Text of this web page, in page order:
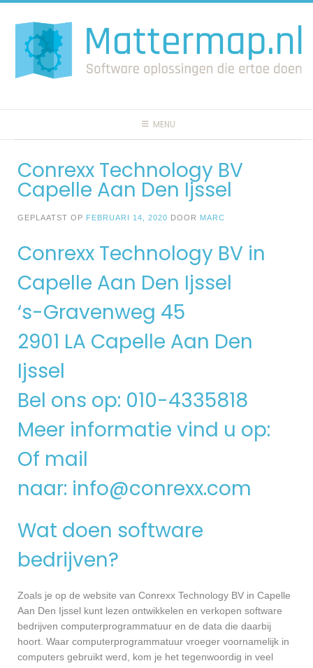
naar
inhoud
MENU
Conrexx Technology BV
Capelle Aan Den Ijssel
GEPLAATST OP FEBRUARI 14, 2020 DOOR MARC
Conrexx Technology BV in
Capelle Aan Den Ijssel
‘s-Gravenweg 45
2901 LA Capelle Aan Den
Ijssel
Bel ons op: 010-4335818
Meer informatie vind u op:
Of mail
naar: info@conrexx.com
Wat doen software
bedrijven?
Zoals je op de website van Conrexx Technology BV in Capelle
Aan Den Ijssel kunt lezen ontwikkelen en verkopen software
bedrijven computerprogrammatuur en de data die daarbij
hoort. Waar computerprogrammatuur vroeger voornamelijk in
computers gebruikt werd, kom je het tegenwoordig in veel